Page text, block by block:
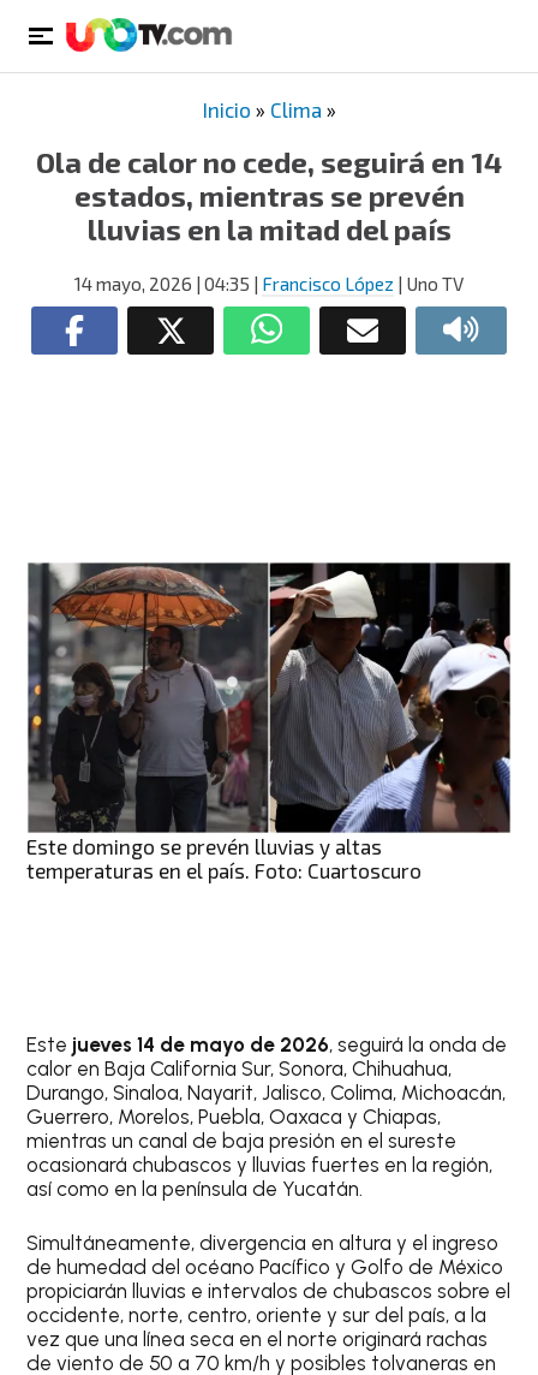
Inicio » Clima »
Ola de calor no cede, seguirá en 14
estados, mientras se prevén
lluvias en la mitad del país
14 mayo, 2026 | 04:35 | Francisco López | Uno TV
Este domingo se prevén lluvias y altas
temperaturas en el país. Foto: Cuartoscuro
Este jueves 14 de mayo de 2026, seguirá la onda de
calor en Baja California Sur, Sonora, Chihuahua,
Durango, Sinaloa, Nayarit, Jalisco, Colima, Michoacán,
Guerrero, Morelos, Puebla, Oaxaca y Chiapas,
mientras un canal de baja presión en el sureste
ocasionará chubascos y lluvias fuertes en la región,
así como en la península de Yucatán.
Simultáneamente, divergencia en altura y el ingreso
de humedad del océano Pacífico y Golfo de México
propiciarán lluvias e intervalos de chubascos sobre el
occidente, norte, centro, oriente y sur del país, a la
vez que una línea seca en el norte originará rachas
de viento de 50 a 70 km/h y posibles tolvaneras en